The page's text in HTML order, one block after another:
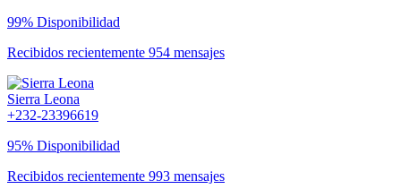
99% Disponibilidad
Recibidos recientemente 954 mensajes
Sierra Leona
+232-23396619
95% Disponibilidad
Recibidos recientemente 993 mensajes